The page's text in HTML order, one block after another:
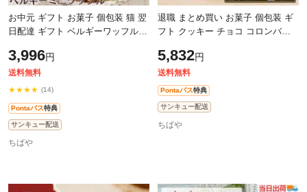
お中元 ギフト お菓子 個包装 猫 翌
日配達 ギフト ベルギーワッフル
ッフル【18個】当日出荷 御中元 ね
3,996円
送料無料
★★★★ (14)
Pontaパス特典
サンキュー配送
ちばや
退職 まとめ買い お菓子 個包装 ギ
フト クッキー チョコ コロンバン
ット【27個× まとめ買い】2箱セッ
ト
5,832円
送料無料
Pontaパス特典
サンキュー配送
ちばや